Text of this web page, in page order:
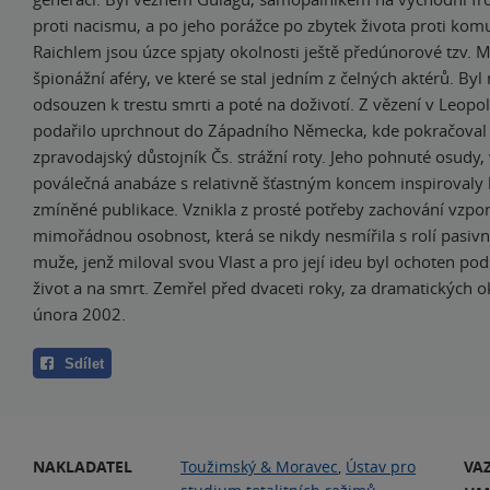
proti nacismu, a po jeho porážce po zbytek života proti
Raichlem jsou úzce spjaty okolnosti ještě předúnorové tzv.
špionážní aféry, ve které se stal jedním z čelných aktérů. Byl
odsouzen k trestu smrti a poté na doživotí. Z vězení v
podařilo uprchnout do Západního Německa, kde
zpravodajský důstojník Čs. strážní roty. Jeho pohnuté osudy,
poválečná anabáze s relativně šťastným koncem inspirovaly
zmíněné publikace. Vznikla z prosté potřeby zachování
mimořádnou osobnost, která se nikdy nesmířila s rolí
muže, jenž miloval svou Vlast a pro její ideu byl ochoten
život a na smrt. Zemřel před dvaceti roky, za dramatických
února 2002.
Sdílet
NAKLADATEL Toužimský & Moravec Ústav pro